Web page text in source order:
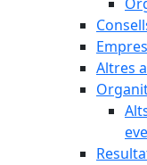
Altres